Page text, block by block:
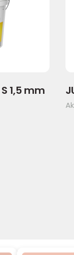
1,5 mm